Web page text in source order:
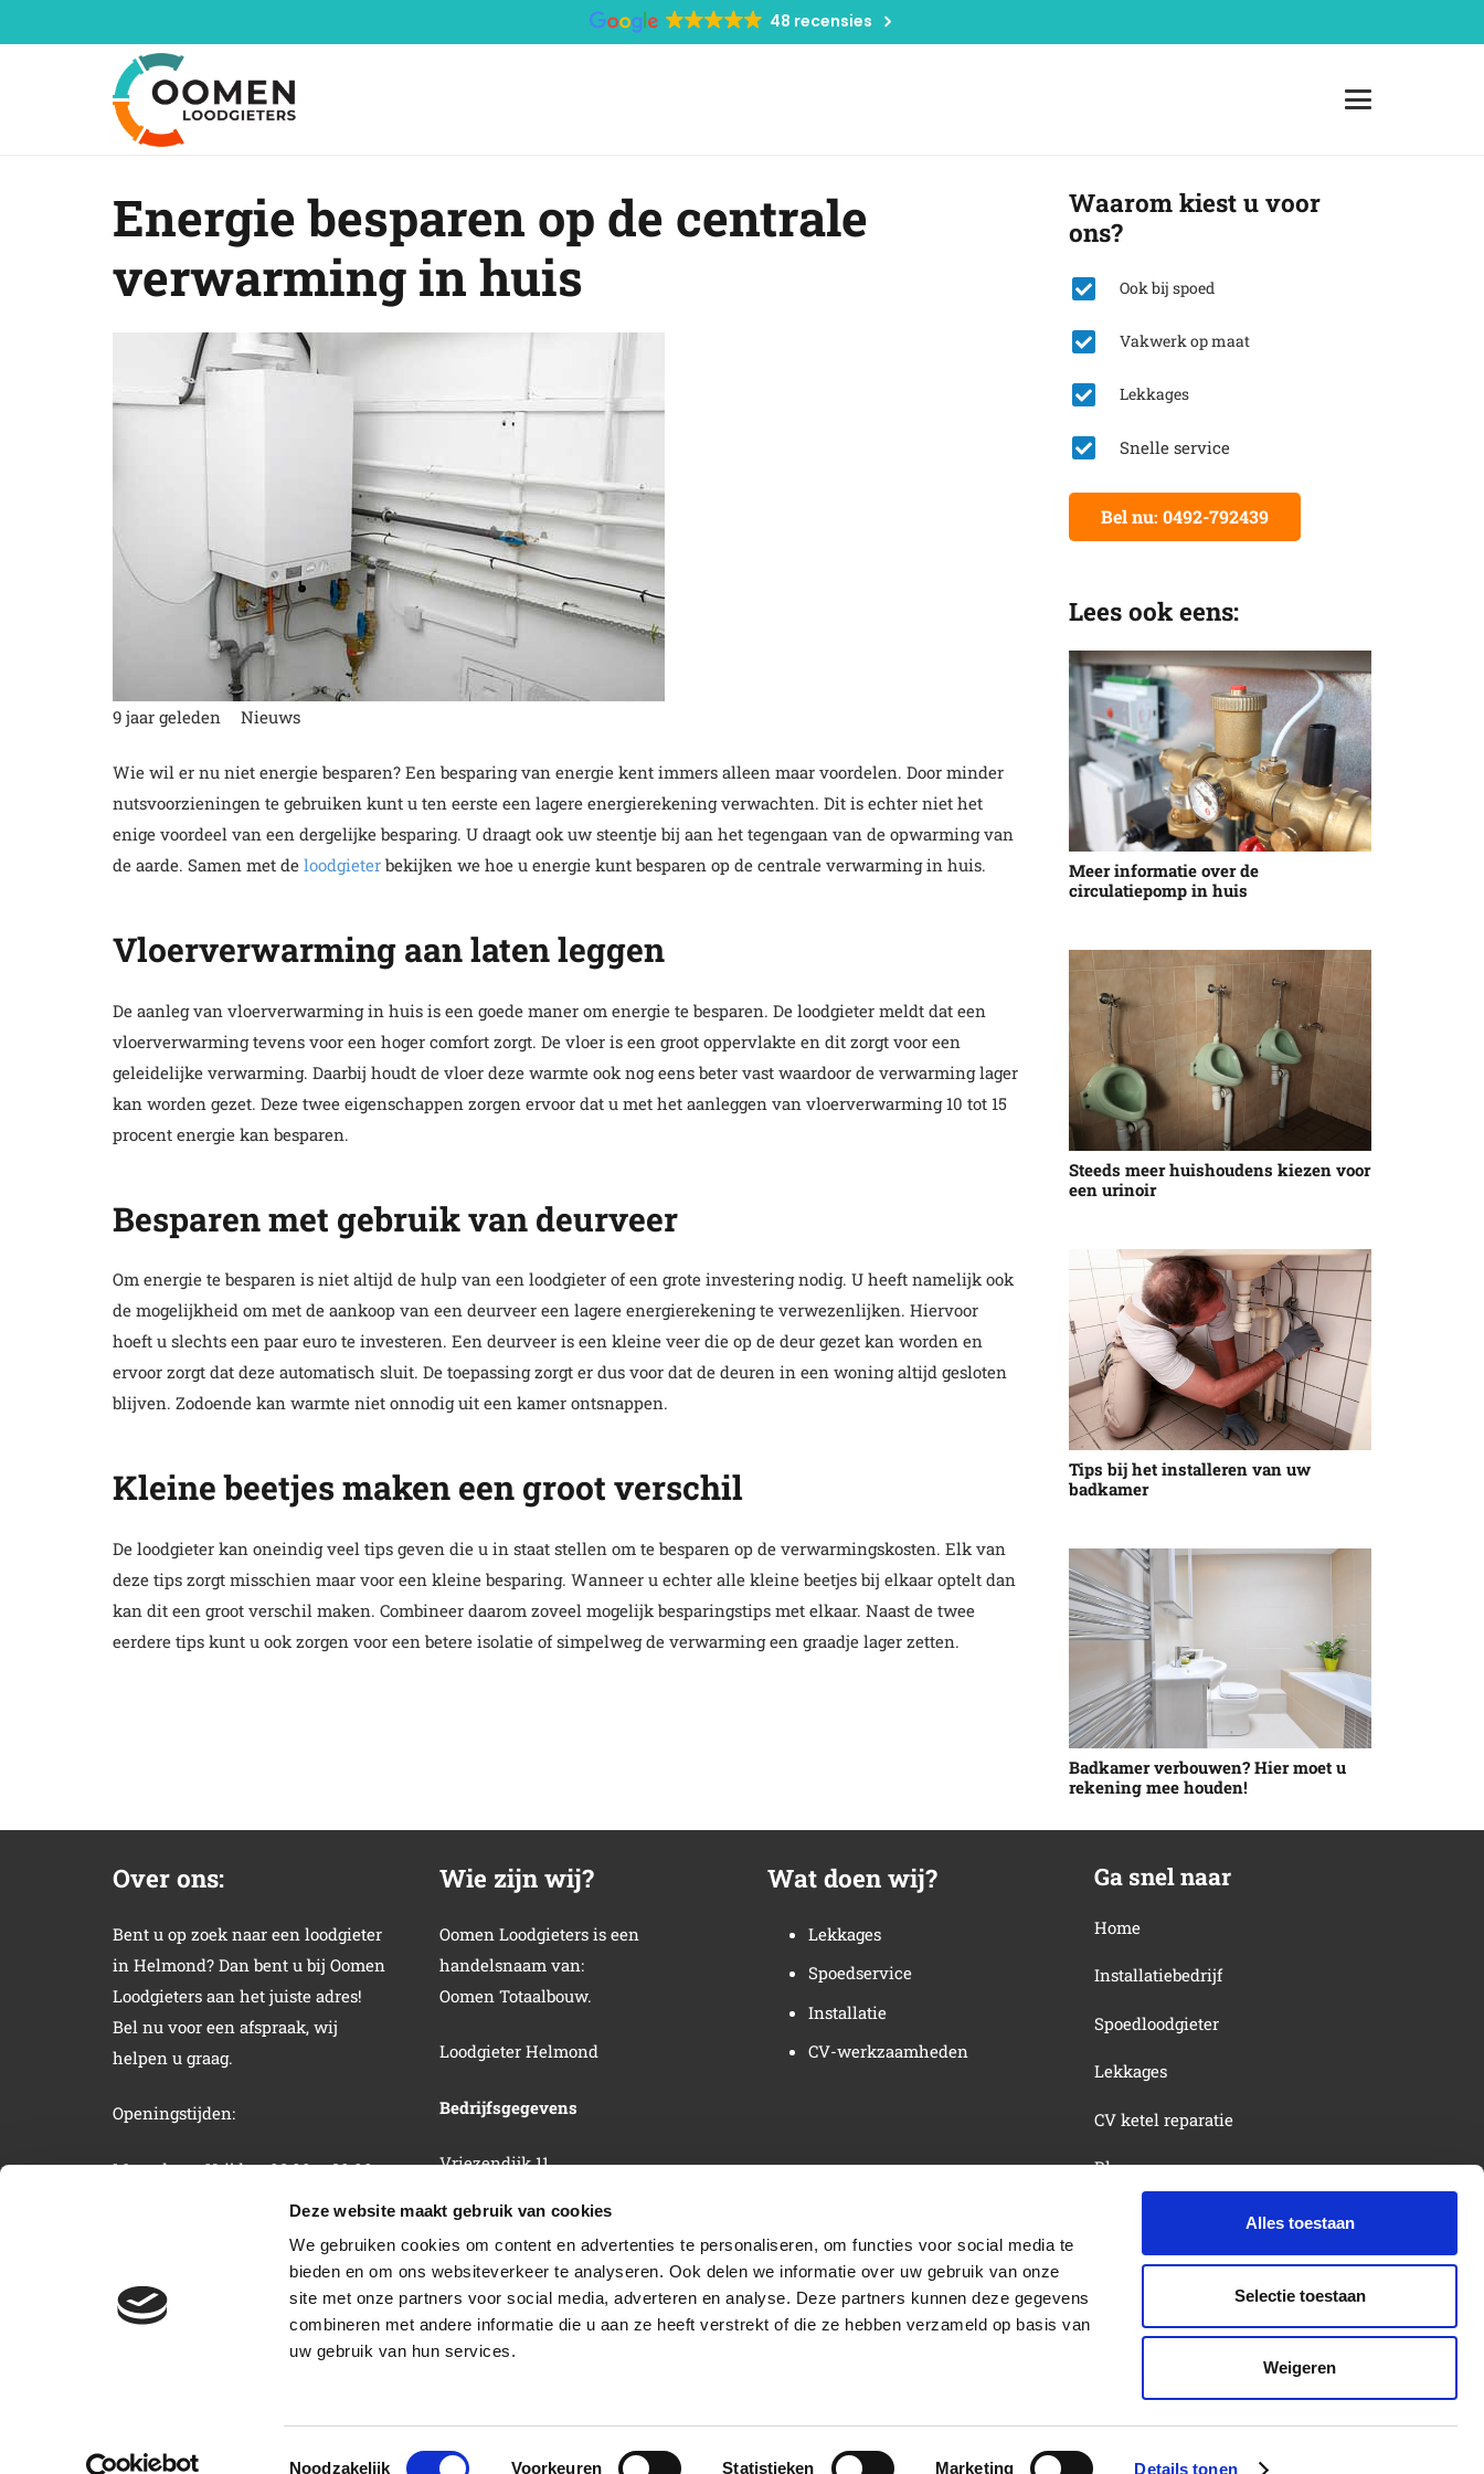
Deze website maakt gebruik van cookies
We gebruiken cookies om content en advertenties te personaliseren, om functies voor social media te
bieden en om ons websiteverkeer te analyseren. Ook delen we informatie over uw gebruik van onze
site met onze partners voor social media, adverteren en analyse. Deze partners kunnen deze gegevens
combineren met andere informatie die u aan ze heeft verstrekt of die ze hebben verzameld op basis van
uw gebruik van hun services.
Toestemmingsselectie
Noodzakelijk Voorkeuren Statistieken Marketing Details tonen
Alles toestaan
Selectie toestaan
Weigeren
48 recensies
Energie besparen op de centrale
verwarming in huis
9 jaar geleden Nieuws
Wie wil er nu niet energie besparen? Een besparing van energie kent immers alleen maar voordelen. Door minder
nutsvoorzieningen te gebruiken kunt u ten eerste een lagere energierekening verwachten. Dit is echter niet het
enige voordeel van een dergelijke besparing. U draagt ook uw steentje bij aan het tegengaan van de opwarming van
de aarde. Samen met de loodgieter bekijken we hoe u energie kunt besparen op de centrale verwarming in huis.
Vloerverwarming aan laten leggen
De aanleg van vloerverwarming in huis is een goede maner om energie te besparen. De loodgieter meldt dat een
vloerverwarming tevens voor een hoger comfort zorgt. De vloer is een groot oppervlakte en dit zorgt voor een
geleidelijke verwarming. Daarbij houdt de vloer deze warmte ook nog eens beter vast waardoor de verwarming lager
kan worden gezet. Deze twee eigenschappen zorgen ervoor dat u met het aanleggen van vloerverwarming 10 tot 15
procent energie kan besparen.
Besparen met gebruik van deurveer
Om energie te besparen is niet altijd de hulp van een loodgieter of een grote investering nodig. U heeft namelijk ook
de mogelijkheid om met de aankoop van een deurveer een lagere energierekening te verwezenlijken. Hiervoor
hoeft u slechts een paar euro te investeren. Een deurveer is een kleine veer die op de deur gezet kan worden en
ervoor zorgt dat deze automatisch sluit. De toepassing zorgt er dus voor dat de deuren in een woning altijd gesloten
blijven. Zodoende kan warmte niet onnodig uit een kamer ontsnappen.
Kleine beetjes maken een groot verschil
De loodgieter kan oneindig veel tips geven die u in staat stellen om te besparen op de verwarmingskosten. Elk van
deze tips zorgt misschien maar voor een kleine besparing. Wanneer u echter alle kleine beetjes bij elkaar optelt dan
kan dit een groot verschil maken. Combineer daarom zoveel mogelijk besparingstips met elkaar. Naast de twee
eerdere tips kunt u ook zorgen voor een betere isolatie of simpelweg de verwarming een graadje lager zetten.
Waarom kiest u voor
ons?
Ook bij spoed
Vakwerk op maat
Lekkages
Snelle service
Bel nu: 0492-792439
Lees ook eens:
Meer informatie over de
circulatiepomp in huis
Steeds meer huishoudens kiezen voor
een urinoir
Tips bij het installeren van uw
badkamer
Badkamer verbouwen? Hier moet u
rekening mee houden!
Over ons:
Bent u op zoek naar een loodgieter
in Helmond? Dan bent u bij Oomen
Loodgieters aan het juiste adres!
Bel nu voor een afspraak, wij
helpen u graag.
Openingstijden:
Maandag – Vrijdag: 08:00 – 20:00
Zaterdag – Zondag: 12:00 – 16:00
Wie zijn wij?
Oomen Loodgieters is een
handelsnaam van:
Oomen Totaalbouw.
Loodgieter Helmond
Bedrijfsgegevens
Vriezendijk 11
Tel:0492-792439
KVK:78569990
Wat doen wij?
Lekkages
Spoedservice
Installatie
CV-werkzaamheden
Ga snel naar
Home
Installatiebedrijf
Spoedloodgieter
Lekkages
CV ketel reparatie
Blog
Contact
[/vc_raw_html]